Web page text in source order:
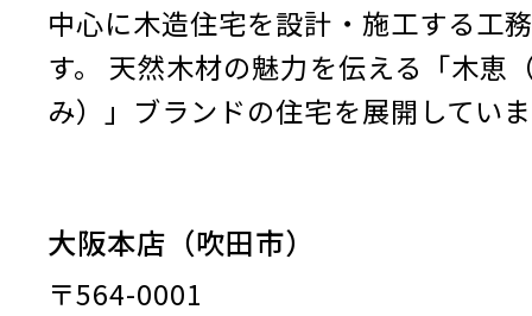
中心に木造住宅を設計・施工する工
す。
天然木材の魅力を伝える「木恵
み）」ブランドの住宅を展開してい
大阪本店（吹田市）
〒564-0001